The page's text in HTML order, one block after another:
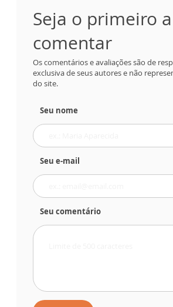
Seja o primeiro a
comentar
Os comentários e avaliações são de
exclusiva de seus autores e não
do site.
Seu nome
Seu e-mail
Seu comentário